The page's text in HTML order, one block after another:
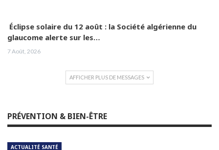
Éclipse solaire du 12 août : la Société algérienne du
glaucome alerte sur les…
7 Août, 2026
AFFICHER PLUS DE MESSAGES
PRÉVENTION & BIEN-ÊTRE
ACTUALITÉ SANTÉ